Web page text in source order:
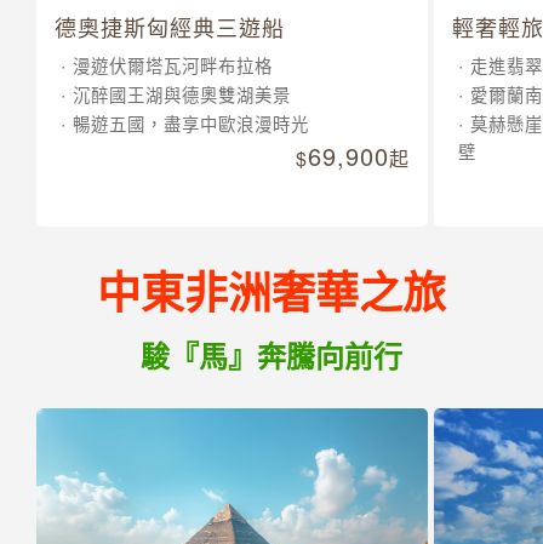
德奧捷斯匈經典三遊船
漫遊伏爾塔瓦河畔布拉格
沉醉國王湖與德奧雙湖美景
暢遊五國，盡享中歐浪漫時光
69,900起
輕奢輕
走進翡
愛爾蘭
莫赫懸
壁
中東非洲奢華之旅
駿『馬』奔騰向前行